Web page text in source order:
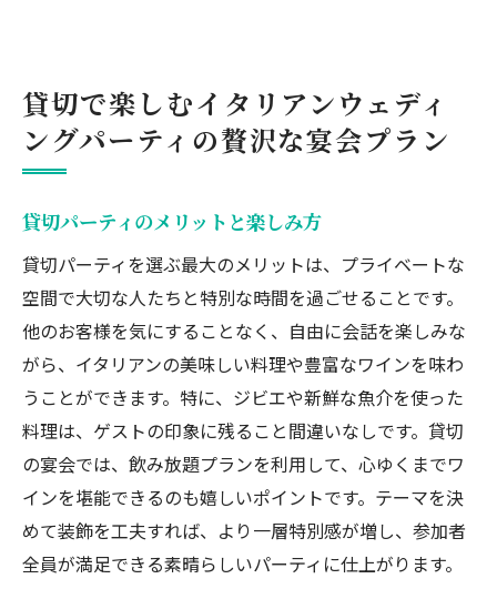
貸切で楽しむイタリアンウェディ
ングパーティの贅沢な宴会プラン
貸切パーティのメリットと楽しみ方
貸切パーティを選ぶ最大のメリットは、プライベートな
空間で大切な人たちと特別な時間を過ごせることです。
他のお客様を気にすることなく、自由に会話を楽しみな
がら、イタリアンの美味しい料理や豊富なワインを味わ
うことができます。特に、ジビエや新鮮な魚介を使った
料理は、ゲストの印象に残ること間違いなしです。貸切
の宴会では、飲み放題プランを利用して、心ゆくまでワ
インを堪能できるのも嬉しいポイントです。テーマを決
めて装飾を工夫すれば、より一層特別感が増し、参加者
全員が満足できる素晴らしいパーティに仕上がります。